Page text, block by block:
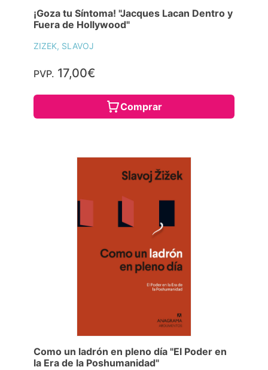
¡Goza tu Síntoma! "Jacques Lacan Dentro y
Fuera de Hollywood"
ZIZEK, SLAVOJ
PVP. 17,00€
Comprar
Como un ladrón en pleno día "El Poder en
la Era de la Poshumanidad"